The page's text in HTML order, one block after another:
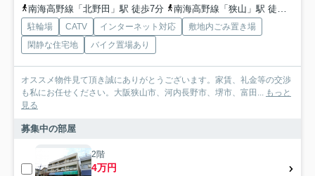
南海高野線「北野田」駅 徒歩7分
南海高野線「狭山」駅 徒歩20分
駐輪場 CATV インターネット対応
敷地内ごみ置き場
閑静な住宅地
バイク置場あり
オススメ物件見て頂き誠にありがとうございます。家賃、礼金等の交渉
も私にお任せください。大阪狭山市、河内長野市、堺市、富田... もっと
見る
募集中の部屋
2階
4万円